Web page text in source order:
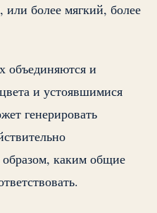
или более мягкий, более
объединяются и
и устоявшимися
генерировать
каким общие